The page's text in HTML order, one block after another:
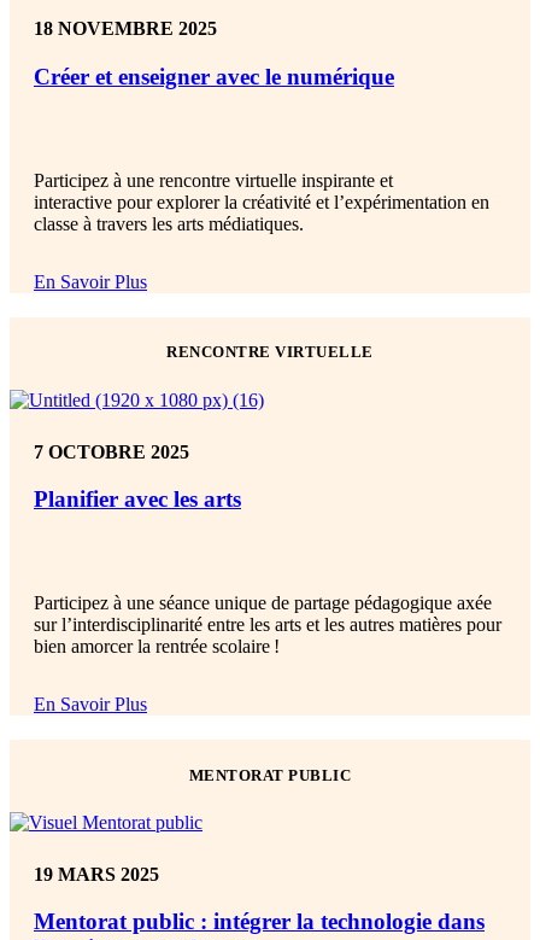
18 NOVEMBRE 2025
Créer et enseigner avec le numérique
Participez à une rencontre virtuelle inspirante et
interactive pour explorer la créativité et l’expérimentation en
classe à travers les arts médiatiques.
En Savoir Plus
RENCONTRE VIRTUELLE
7 OCTOBRE 2025
Planifier avec les arts
Participez à une séance unique de partage pédagogique axée
sur l’interdisciplinarité entre les arts et les autres matières pour
bien amorcer la rentrée scolaire !
En Savoir Plus
MENTORAT PUBLIC
19 MARS 2025
Mentorat public : intégrer la technologie dans